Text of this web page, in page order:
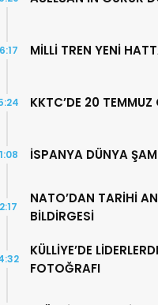
MİLLİ TREN YENİ
KKTC’DE 20 TEMMUZ
İSPANYA DÜNYA
NATO’DAN TARİHİ
BİLDİRGESİ
KÜLLİYE’DE
FOTOĞRAFI